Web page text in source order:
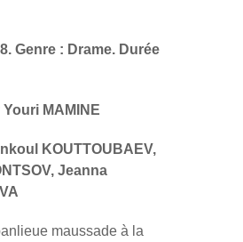
Genre : Drame. Durée
Youri MAMINE
KOUTTOUBAEV,
Jeanna
maussade à la